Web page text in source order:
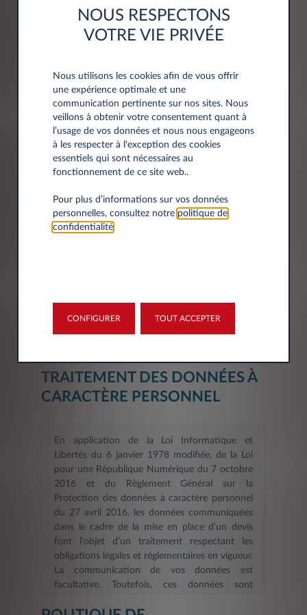
Code postal*
INFORMATION SUR LE
TRAITEMENT DES DONNÉES À
CARACTÈRE PERSONNEL
En application de la Loi Informatique et
Libertés du 6 janvier 1978 modifiée, de la Loi
pour une République Numérique du 7 octobre
2016 et du Règlement Général sur la
Protection des données à caractère personnel
du 27 avril 2016, les données communiquées
dans le cadre de la mise en place d’un devis
font l’objet d’un traitement respectant les
obligations légales et réglementaires en vigueur.
La communication de vos données est
facultative. Toutefois, ces données sont
NOUS RESPECTONS
VOTRE VIE PRIVÉE
Nous utilisons les cookies afin de vous offrir
une expérience optimale et une
communication pertinente sur nos sites. Nous
veillons à obtenir votre consentement quant à
l’usage de vos données et nous nous engageons
à les respecter à l'exception des cookies
essentiels qui sont nécessaires au
fonctionnement de ce site web..
Pour plus d’informations sur vos données
personnelles, consultez notre politique de
confidentialité.
CONFIGURER TOUT ACCEPTER